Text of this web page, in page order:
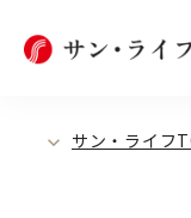
サン・ライフ